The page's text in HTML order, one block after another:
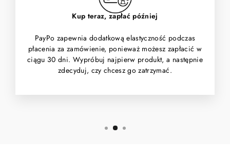
Kup teraz, zapłać później
PayPo zapewnia dodatkową elastyczność podczas
płacenia za zamówienie, ponieważ możesz zapłacić w
ciągu 30 dni. Wypróbuj najpierw produkt, a następnie
zdecyduj, czy chcesz go zatrzymać.